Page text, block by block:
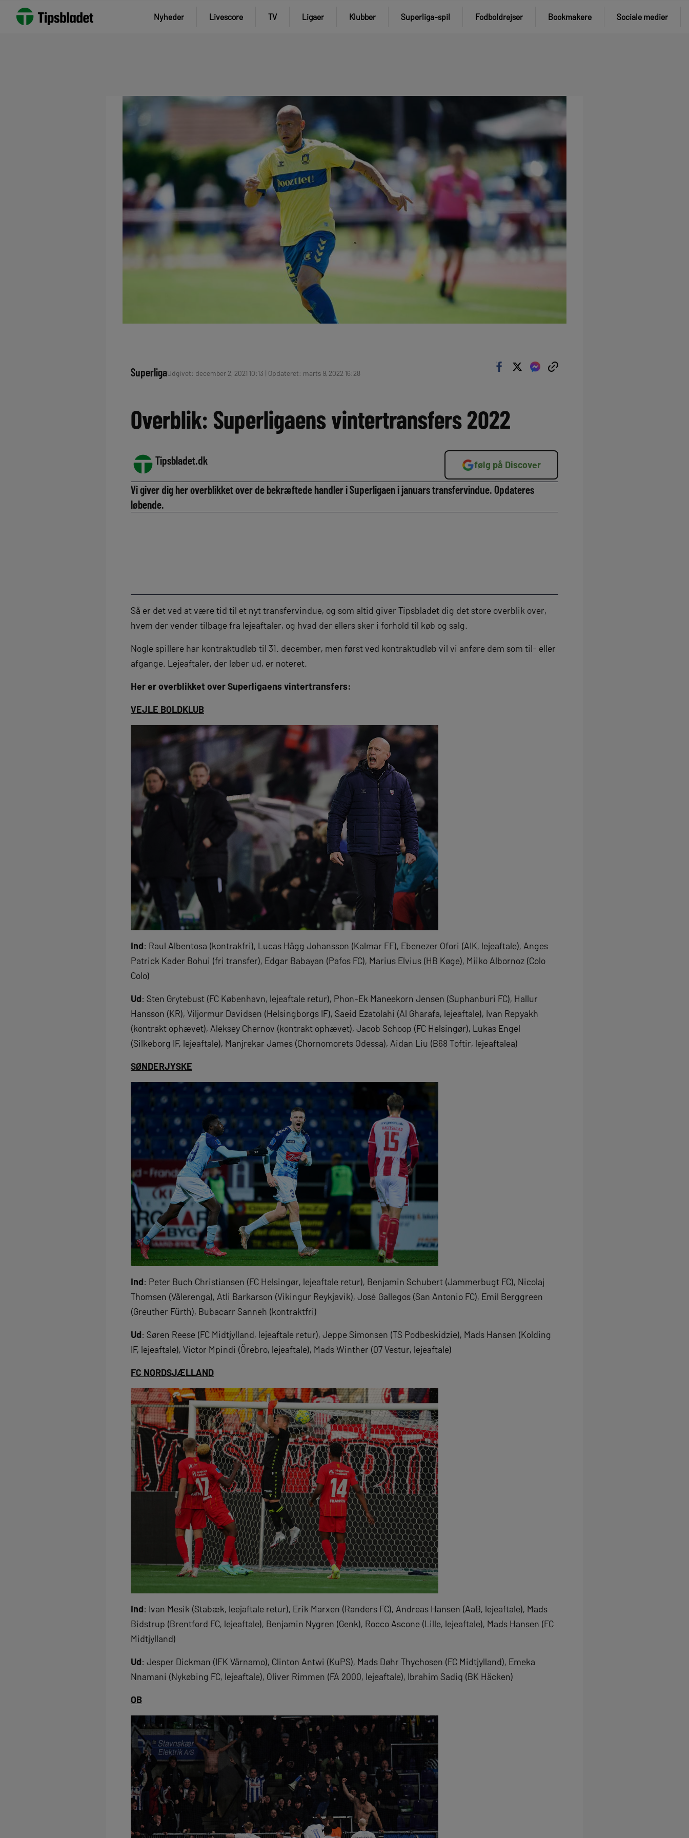
Nyheder Livescore TV Ligaer Klubber Superliga-spil Fodboldrejser Bookmakere Sociale medier
SuperligaUdgivet: december 2, 2021 10:13 | Opdateret: marts 9, 2022 16:28
Overblik: Superligaens vintertransfers 2022
Tipsbladet.dk følg på Discover
Vi giver dig her overblikket over de bekræftede handler i Superligaen i januars transfervindue. Opdateres
løbende.
Så er det ved at være tid til et nyt transfervindue, og som altid giver Tipsbladet dig det store overblik over,
hvem der vender tilbage fra lejeaftaler, og hvad der ellers sker i forhold til køb og salg.
Nogle spillere har kontraktudløb til 31. december, men først ved kontraktudløb vil vi anføre dem som til- eller
afgange. Lejeaftaler, der løber ud, er noteret.
Her er overblikket over Superligaens vintertransfers:
VEJLE BOLDKLUB
Ind: Raul Albentosa (kontrakfri), Lucas Hägg Johansson (Kalmar FF), Ebenezer Ofori (AIK, lejeaftale), Anges
Patrick Kader Bohui (fri transfer), Edgar Babayan (Pafos FC), Marius Elvius (HB Køge), Miiko Albornoz (Colo
Colo)
Ud: Sten Grytebust (FC København, lejeaftale retur), Phon-Ek Maneekorn Jensen (Suphanburi FC), Hallur
Hansson (KR), Viljormur Davidsen (Helsingborgs IF), Saeid Ezatolahi (Al Gharafa, lejeaftale), Ivan Repyakh
(kontrakt ophævet), Aleksey Chernov (kontrakt ophævet), Jacob Schoop (FC Helsingør), Lukas Engel
(Silkeborg IF, lejeaftale), Manjrekar James (Chornomorets Odessa), Aidan Liu (B68 Toftir, lejeaftalea)
SØNDERJYSKE
Ind: Peter Buch Christiansen (FC Helsingør, lejeaftale retur), Benjamin Schubert (Jammerbugt FC), Nicolaj
Thomsen (Vålerenga), Atli Barkarson (Vikingur Reykjavik), José Gallegos (San Antonio FC), Emil Berggreen
(Greuther Fürth), Bubacarr Sanneh (kontraktfri)
Ud: Søren Reese (FC Midtjylland, lejeaftale retur), Jeppe Simonsen (TS Podbeskidzie), Mads Hansen (Kolding
IF, lejeaftale), Victor Mpindi (Örebro, lejeaftale), Mads Winther (07 Vestur, lejeaftale)
FC NORDSJÆLLAND
Ind: Ivan Mesik (Stabæk, leejaftale retur), Erik Marxen (Randers FC), Andreas Hansen (AaB, lejeaftale), Mads
Bidstrup (Brentford FC, lejeaftale), Benjamin Nygren (Genk), Rocco Ascone (Lille, lejeaftale), Mads Hansen (FC
Midtjylland)
Ud: Jesper Dickman (IFK Värnamo), Clinton Antwi (KuPS), Mads Døhr Thychosen (FC Midtjylland), Emeka
Nnamani (Nykøbing FC, lejeaftale), Oliver Rimmen (FA 2000, lejeaftale), Ibrahim Sadiq (BK Häcken)
OB